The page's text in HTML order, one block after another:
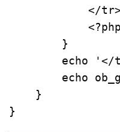
</tr>
<?php
echo
'</
echo
}